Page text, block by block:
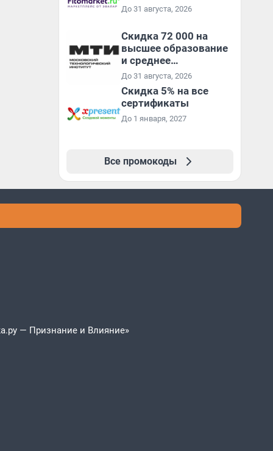
До 31 августа, 2026
Скидка 72 000 на
высшее образование
и среднее
специальное
образование в
первый год обучения
До 31 августа, 2026
Скидка 5% на все
сертификаты
До 1 января, 2027
Все промокоды
— Признание и Влияние»